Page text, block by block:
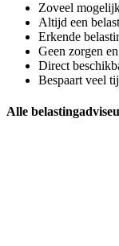
Zoveel
Altijd een
Erkende
Geen zorgen
Direct
Bespaart veel
Alle